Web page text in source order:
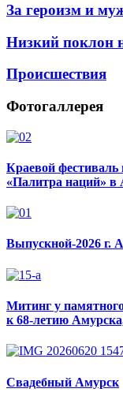
За героизм и
Низкий поклон
Происшествия
Фотогаллерея
Краевой
«Палитра наций» в
Выпускной-2026 г.
Митинг у
к 68-летию
Свадебный Амурск